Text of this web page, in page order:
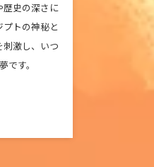
歴史の深さに
トの神秘と
激し、いつ
です。